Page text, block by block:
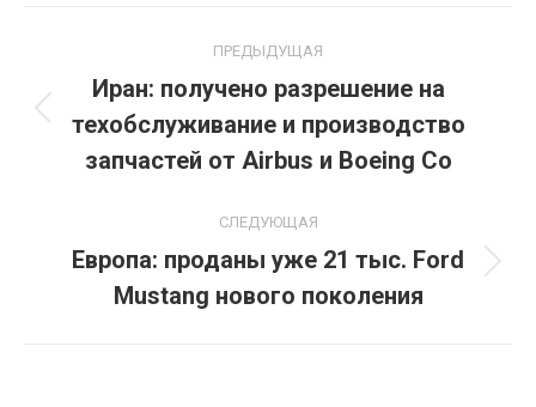
по
записям
ПРЕДЫДУЩАЯ
Предыдущая
запись:
Иран: получено разрешение на
техобслуживание и производство
запчастей от Airbus и Boeing Co
СЛЕДУЮЩАЯ
Следующая
запись:
Европа: проданы уже 21 тыс. Ford
Mustang нового поколения